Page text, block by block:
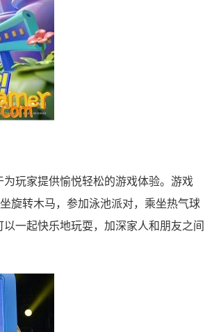
玩家提供愉悦轻松的游戏体验。游戏
旋转木马，参加泳池派对，乘坐热气球
一起快乐地玩耍，加深家人和朋友之间